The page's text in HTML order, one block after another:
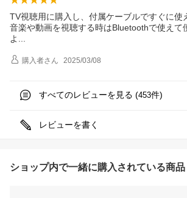
TV視聴用に購入し、付属ケーブルですぐに使
音楽や動画を視聴する時はBluetoothで使えて
よ
購入者さん 2025/03/08
すべてのレビューを見る (453件)
レビューを書く
ショップ内で一緒に購入されている商品